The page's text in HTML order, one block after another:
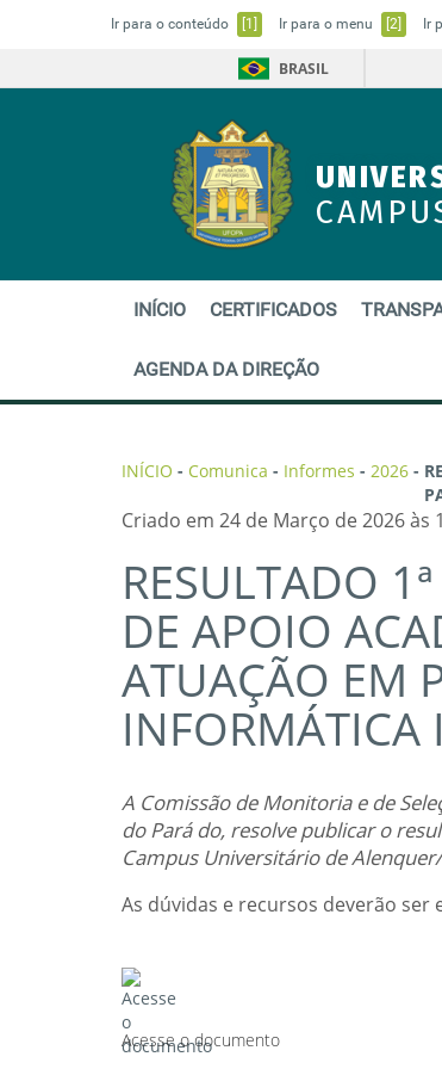
Ir para o conteúdo [1] Ir para o menu [2] Ir
BRASIL
INÍCIO CERTIFICADOS
AGENDA DA DIREÇÃO
INÍCIO - Comunica - Informes - 2026 -
Criado em 24 de Março de 2026 às
RESULTADO
DE APOIO
ATUAÇÃO EM
INFORMÁTICA
A Comissão de Monitoria e de
do Pará do, resolve publicar o
Campus Universitário de
As dúvidas e recursos deverão ser
Acesse o documento